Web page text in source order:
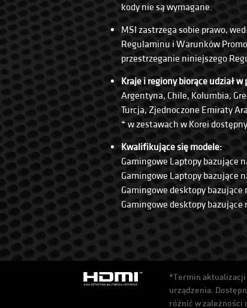
kody nie są wymagane.
MSI zastrzega sobie prawo,
Regulaminu i Warunków
przestrzeganie niniejszego
Kraje i regiony biorące udział w
Argentyna, Chile, Kolumbia,
Turcja, Zjednoczone Emiraty
* w zestawach w Korei
Kwalifikujące się modele:
Gamingowe Laptopy bazujące
Gamingowe Laptopy bazujące
Gamingowe desktopy bazujące
Gamingowe desktopy
*Termin
urządzenia.
różnić w zależności